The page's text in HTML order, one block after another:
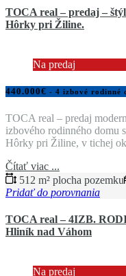
TOCA real – predaj –
Hôrky pri Žiline.
Na predaj
440.000€ - 4 izbové rodinné
TOCA real – predaj
izbového rodinného domu
Hôrky pri Žiline, v tichej
Čítať viac ...
512 m² plocha pozemku
Pridať do porovnania
TOCA real – 4IZB.
Hliník nad Váhom
Na predaj